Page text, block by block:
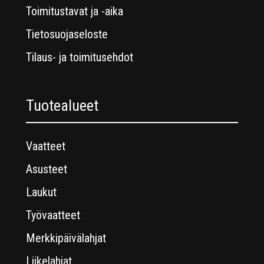
Toimitustavat ja -aika
Tietosuojaseloste
Tilaus- ja toimitusehdot
Tuotealueet
Vaatteet
Asusteet
Laukut
Työvaatteet
Merkkipäivälahjat
Liikelahjat